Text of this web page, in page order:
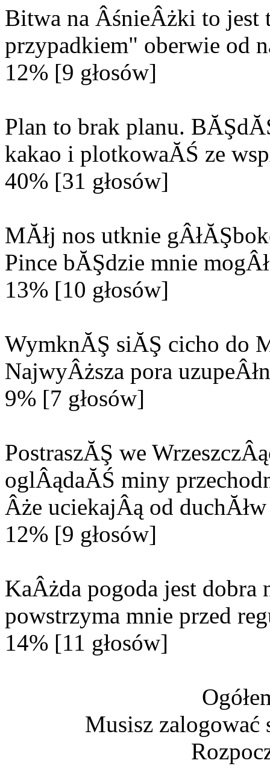
Bitwa na ÂśnieÂżki to jest
przypadkiem" oberwie od
12% [9 głosów]
Plan to brak planu.
kakao i plotkowaĂŚ ze
40% [31 głosów]
MĂłj nos utknie
Pince bĂŞdzie mnie
13% [10 głosów]
WymknĂŞ siĂŞ cicho do
NajwyÂższa pora
9% [7 głosów]
PostraszĂŞ we
oglÂądaĂŚ miny
Âże uciekajÂą od
12% [9 głosów]
KaÂżda pogoda jest
powstrzyma mnie przed
14% [11 głosów]
Musisz zalogować